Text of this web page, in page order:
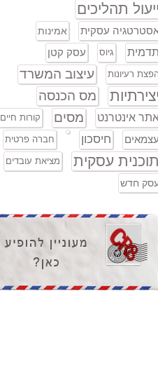
ייעול תהליכים
עסקית אמינות
תדמית גיוס עסק קטן
רעיונות עיצוב המשרד
יצירתיות מס הכנסה
אינטרנט מסים קורות חיים
עצמאים חיסכון חברה פרטית
תוכנית עסקית מציאת עובדים
חדש